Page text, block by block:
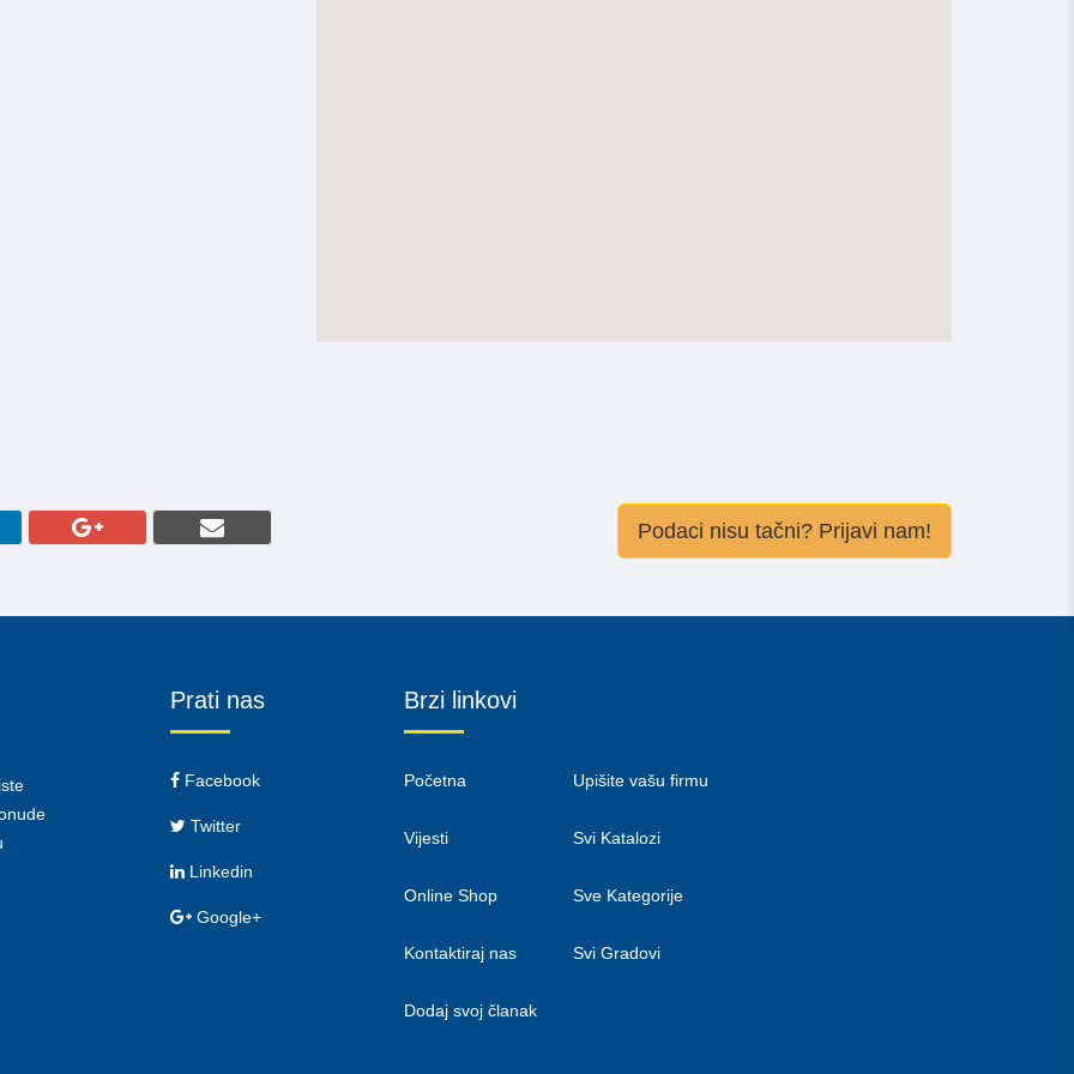
Podaci nisu tačni? Prijavi nam!
Prati nas
Facebook
Twitter
Linkedin
Google+
Brzi linkovi
Početna
Vijesti
Online Shop
Kontaktiraj nas
Dodaj svoj članak
Upišite vašu firmu
Svi Katalozi
Sve Kategorije
Svi Gradovi